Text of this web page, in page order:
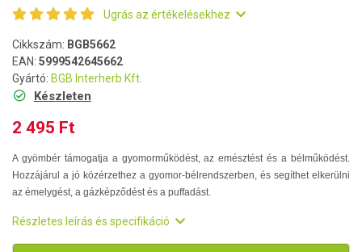
Ugrás az értékelésekhez
Cikkszám: BGB5662
EAN: 5999542645662
Gyártó: BGB Interherb Kft.
Készleten
2 495 Ft
A gyömbér támogatja a gyomorműködést, az emésztést és a bélműködést.
Hozzájárul a jó közérzethez a gyomor-bélrendszerben, és segíthet elkerülni
az émelygést, a gázképződést és a puffadást.
Részletes leírás és specifikáció